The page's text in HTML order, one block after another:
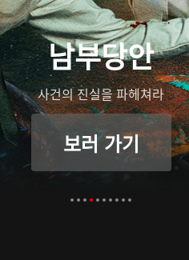
남부당안
사건의 진실을 파헤쳐라
보러 가기
우림령
관복을 벗고 진실을 베다
보러 가기